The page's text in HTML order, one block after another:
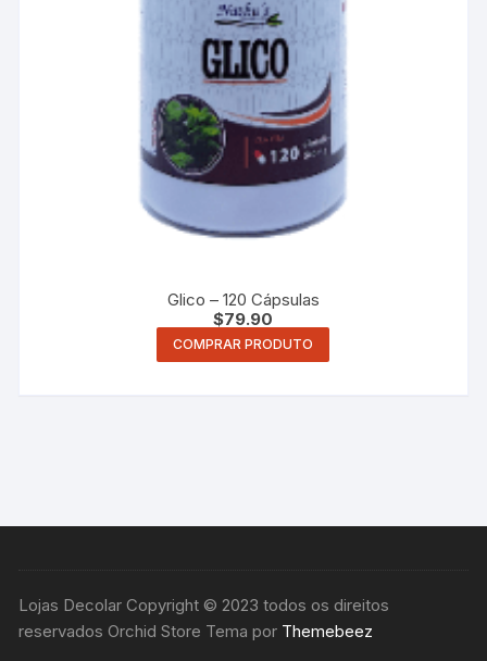
Glico – 120 Cápsulas
$79.90
COMPRAR PRODUTO
Lojas Decolar Copyright © 2023 todos os direitos
reservados Orchid Store Tema por Themebeez